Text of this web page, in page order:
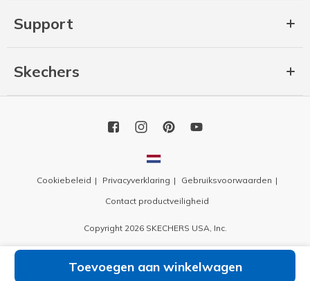
Toevoegen aan winkelwagen
Support
Skechers
Cookiebeleid Privacyverklaring
Gebruiksvoorwaarden
Contact productveiligheid
Copyright 2026 SKECHERS USA, Inc.